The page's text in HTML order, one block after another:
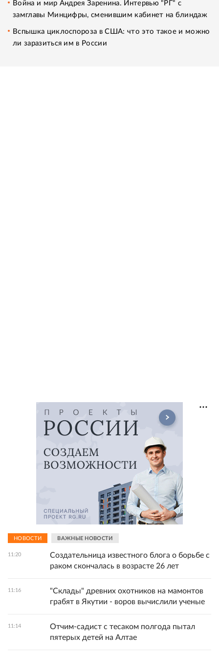
Война и мир Андрея Заренина. Интервью "РГ" с
замглавы Минцифры, сменившим кабинет на блиндаж
Вспышка циклоспороза в США: что это такое и можно
ли заразиться им в России
НОВОСТИ ВАЖНЫЕ НОВОСТИ
11:20
Создательница известного блога о борьбе с
раком скончалась в возрасте 26 лет
11:16
"Склады" древних охотников на мамонтов
грабят в Якутии - воров вычислили ученые
11:14
Отчим-садист с тесаком полгода пытал
пятерых детей на Алтае